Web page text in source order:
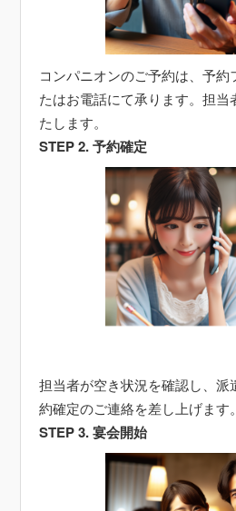
コンパニオンのご予約は、予約
たはお電話にて承ります。担当
たします。
STEP 2. 予約確定
担当者が空き状況を確認し、
約確定のご連絡を差し上げます。
STEP 3. 宴会開始